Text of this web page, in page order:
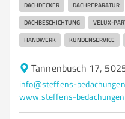
DACHDECKER DACHREPARATUR
DACHBESCHICHTUNG VELUX-
HANDWERK KUNDENSERVICE
Tannenbusch 17,
info@steffens-
www.steffens-